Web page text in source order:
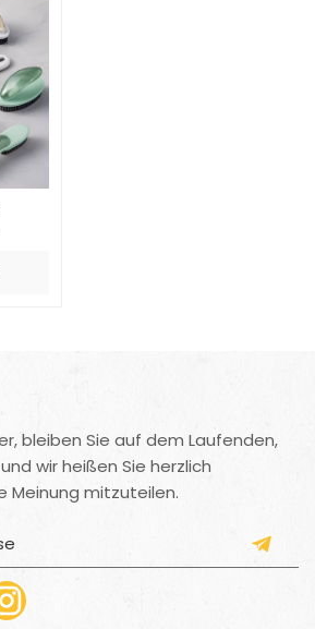
bleiben Sie auf dem Laufenden,
wir heißen Sie herzlich
Meinung mitzuteilen.